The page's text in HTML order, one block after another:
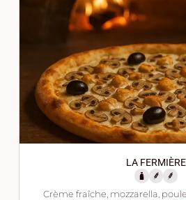
LA FERMIÈRE
Crème fraîche, mozzarella,